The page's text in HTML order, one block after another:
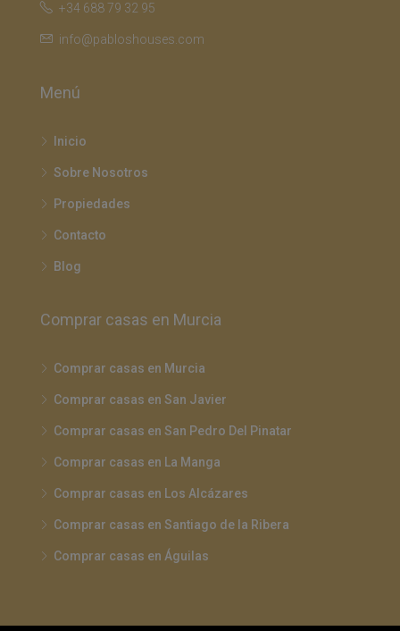
+34 688 79 32 95
info@pabloshouses.com
Menú
Inicio
Sobre Nosotros
Propiedades
Contacto
Blog
Comprar casas en Murcia
Comprar casas en Murcia
Comprar casas en San Javier
Comprar casas en San Pedro Del Pinatar
Comprar casas en La Manga
Comprar casas en Los Alcázares
Comprar casas en Santiago de la Ribera
Comprar casas en Águilas